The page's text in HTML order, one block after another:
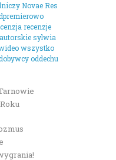
Novae Res
recenzje
sylwia
wszystko
oddechu